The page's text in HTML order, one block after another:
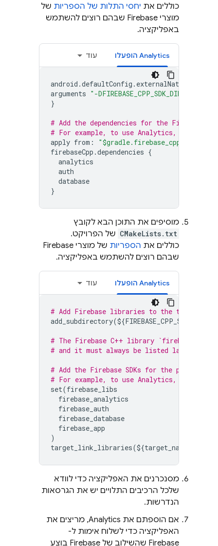
כוללים את יחסי התלות של הספריות של
מוצרי Firebase שבהם רוצים להשתמש
באפליקציה.
Analytics הופעלו עוד
android .defaultConfig . externalNativeBuild
arguments "-
}
# Add the dependencies for the Firebase
# For example, to use Analytics,
apply from :
firebaseCpp .dependencies {
analytics
auth
database
}
מוסיפים את התוכן הבא לקובץ
CMakeLists.txt של הפרויקט.
כוללים את הספריות
של מוצרי Firebase
שבהם רוצים להשתמש באפליקציה.
Analytics הופעלו עוד
# Add Firebase libraries to the target
add_subdirectory(${FIREBASE_CPP_SDK_DIR
# The Firebase C++ library
# and it must always be listed last.
# Add the Firebase SDKs for the products
# For example, to use Analytics,
set(firebase_libs
firebase_analytics
firebase_auth
firebase_database
firebase_app
)
target_link_libraries(${target_name
מסנכרנים את האפליקציה כדי לוודא
שלכל הרכיבים התלויים יש את הגרסאות
הנדרשות.
אם הוספתם את Analytics, מריצים את
האפליקציה כדי לשלוח אימות ל-
Firebase שהשילוב של Firebase בוצע